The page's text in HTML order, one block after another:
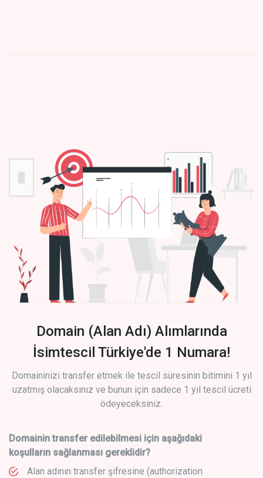
Domain (Alan Adı) Alımlarında
İsimtescil Türkiye'de 1 Numara!
Domaininizi transfer etmek ile tescil süresinin bitimini 1 yıl
uzatmış olacaksınız ve bunun için sadece 1 yıl tescil ücreti
ödeyeceksiniz.
Domainin transfer edilebilmesi için aşağıdaki
koşulların sağlanması gereklidir?
Alan adının transfer şifresine (authorization